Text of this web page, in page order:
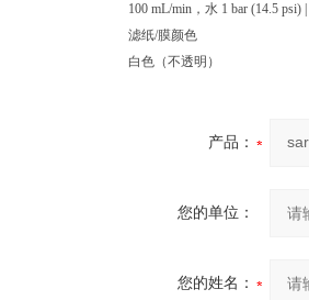
100 mL/min，水 1 bar (14.5 psi)
滤纸/膜颜色
白色（不透明）
产品：
您的单位：
您的姓名：